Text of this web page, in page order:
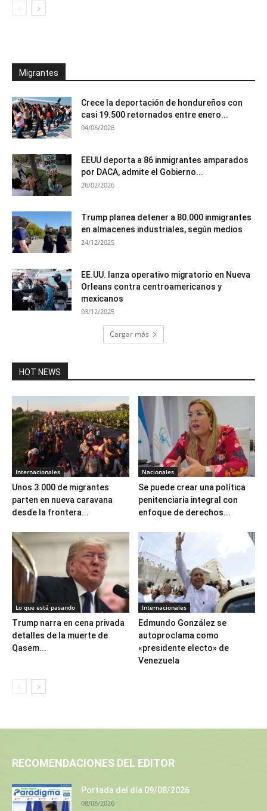
Migrantes
Crece la deportación de hondureños con
casi 19.500 retornados entre enero...
04/06/2026
EEUU deporta a 86 inmigrantes amparados
por DACA, admite el Gobierno...
26/02/2026
Trump planea detener a 80.000 inmigrantes
en almacenes industriales, según medios
24/12/2025
EE.UU. lanza operativo migratorio en Nueva
Orleans contra centroamericanos y
mexicanos
03/12/2025
Cargar más
HOT NEWS
Internacionales
Unos 3.000 de migrantes
parten en nueva caravana
desde la frontera...
Nacionales
Se puede crear una política
penitenciaria integral con
enfoque de derechos...
Lo que está pasando
Trump narra en cena privada
detalles de la muerte de
Qasem...
Internacionales
Edmundo González se
autoproclama como
«presidente electo» de
Venezuela
RECOMENDACIONES DEL EDITOR
Portada del día 09/08/2026
08/08/2026